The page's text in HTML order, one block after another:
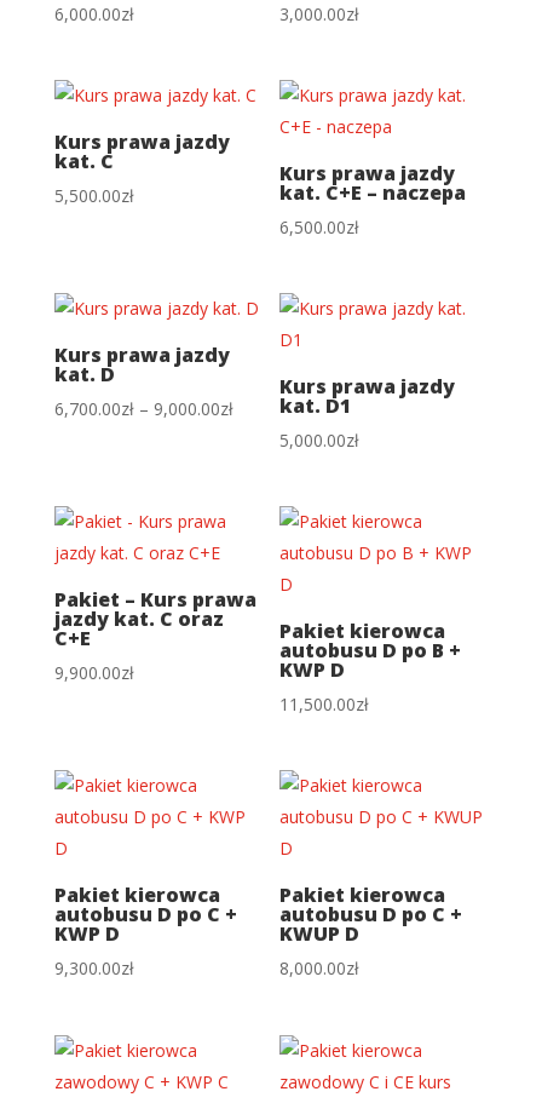
6,000.00zł 3,000.00zł
Kurs prawa jazdy
kat. C
5,500.00zł
Kurs prawa jazdy
kat. C+E – naczepa
6,500.00zł
Kurs prawa jazdy
kat. D
6,700.00zł – 9,000.00złZakres
6,700.00zł
9,000.00zł
Kurs prawa jazdy
kat. D1
5,000.00zł
Pakiet – Kurs prawa
jazdy kat. C oraz
C+E
9,900.00zł
Pakiet kierowca
autobusu D po B +
KWP D
11,500.00zł
Pakiet kierowca
autobusu D po C +
KWP D
9,300.00zł
Pakiet kierowca
autobusu D po C +
KWUP D
8,000.00zł